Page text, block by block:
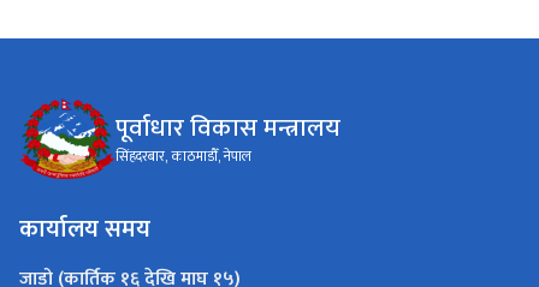
पूर्वाधार विकास मन्त्रालय
सिंहदरबार, काठमाडौँ, नेपाल
कार्यालय समय
जाडो (कार्तिक १६ देखि माघ १५)